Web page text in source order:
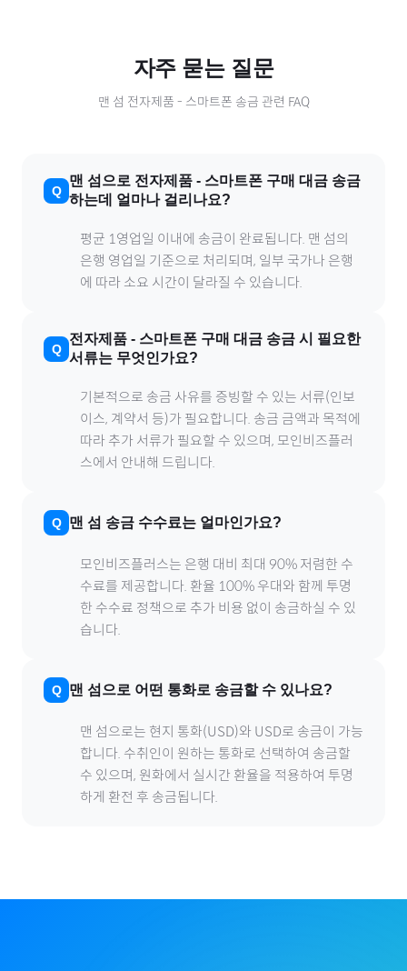
자주 묻는 질문
맨 섬 전자제품 - 스마트폰 송금 관련 FAQ
맨 섬 으로 전자제품 - 스마트폰 구매 대금 송금
하는데 얼마나 걸리나요?
평균 1영업일 이내에 송금이 완료됩니다. 맨 섬의
은행 영업일 기준으로 처리되며, 일부 국가나 은행
에 따라 소요 시간이 달라질 수 있습니다.
전자제품 - 스마트폰 구매 대금 송금 시 필요한
서류는 무엇인가요?
기본적으로 송금 사유를 증빙할 수 있는 서류(인보
이스, 계약서 등)가 필요합니다. 송금 금액과 목적에
따라 추가 서류가 필요할 수 있으며, 모인비즈플러
스에서 안내해 드립니다.
맨 섬 송금 수수료는 얼마인가요?
모인비즈플러스는 은행 대비 최대 90% 저렴한 수
수료를 제공합니다. 환율 100% 우대와 함께 투명
한 수수료 정책으로 추가 비용 없이 송금하실 수 있
습니다.
맨 섬 으로 어떤 통화로 송금할 수 있나요?
맨 섬으로는 현지 통화(USD)와 USD로 송금이 가능
합니다. 수취인이 원하는 통화로 선택하여 송금할
수 있으며, 원화에서 실시간 환율을 적용하여 투명
하게 환전 후 송금됩니다.